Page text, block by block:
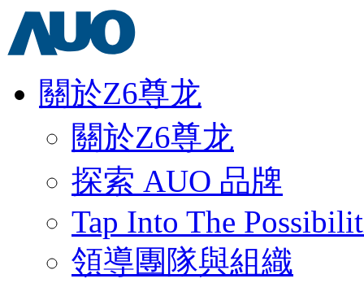
關於Z6尊龙
關於Z6尊龙
探索 AUO 品牌
Tap Into The
領導團隊與組織